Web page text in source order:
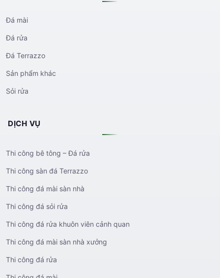
Đá mài
Đá rửa
Đá Terrazzo
Sản phẩm khác
Sỏi rửa
DỊCH VỤ
Thi công bê tông – Đá rửa
Thi công sàn đá Terrazzo
Thi công đá mài sàn nhà
Thi công đá sỏi rửa
Thi công đá rửa khuôn viên cảnh quan
Thi công đá mài sàn nhà xưởng
Thi công đá rửa